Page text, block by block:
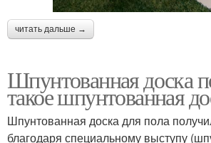
читать дальше →
Шпунтованная доска
такое шпунтованная
Шпунтованная доска для пола
благодаря специальному выступу